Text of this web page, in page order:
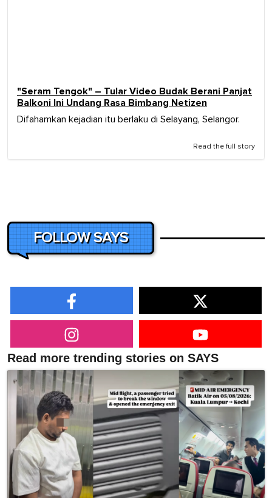
"Seram Tengok" – Tular Video Budak Berani Panjat
Balkoni Ini Undang Rasa Bimbang Netizen
Difahamkan kejadian itu berlaku di Selayang, Selangor.
Read the full story
FOLLOW SAYS
Read more trending stories on SAYS